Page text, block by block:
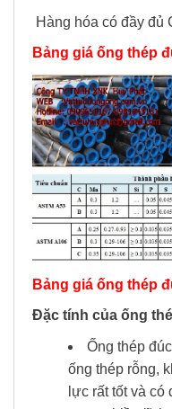
Hàng hóa có đầy đủ
Bảng giá ống thép
Bảng giá ống thép
Đặc tính của ống
Ống thép
ống thép rỗng,
lực rất tốt và